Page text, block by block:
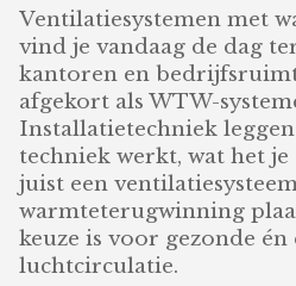
Ventilatiesystemen met
vind je vandaag de dag
kantoren en
afgekort als WTW-
Installatietechniek
techniek werkt, wat het
juist een
warmteterugwinning
keuze is voor gezonde
luchtcirculatie.